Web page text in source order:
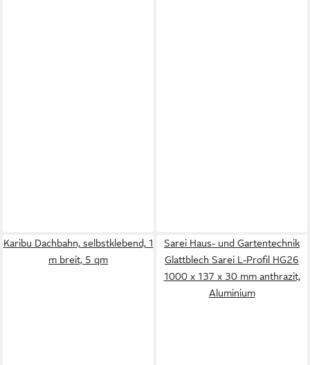
Karibu Dachbahn, selbstklebend, 1
m breit, 5 qm
Sarei Haus- und Gartentechnik
Glattblech Sarei L-Profil HG26
1000 x 137 x 30 mm anthrazit,
Aluminium